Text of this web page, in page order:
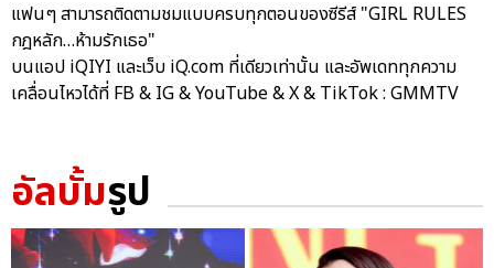
แฟนๆ สามารถติดตามชมแบบครบทุกตอนของซีรีส์ "GIRL RULES
กฎหลัก…ห้ามรักเธอ"
บนแอป iQIYI และเว็บ iQ.com ที่เดียวเท่านั้น และอัพเดททุกความ
เคลื่อนไหวได้ที่ FB & IG & YouTube & X & TikTok : GMMTV
อัลบั้มรูป